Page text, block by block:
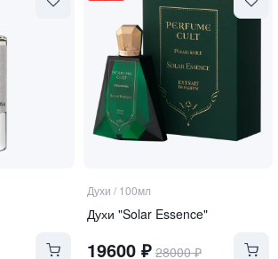
Духи / 100мл
Духи "Solar Essence"
19600₽ 28000₽